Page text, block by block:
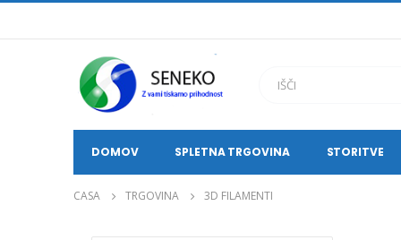
DOMOV SPLETNA TRGOVINA STORITVE
CASA TRGOVINA 3D FILAMENTI